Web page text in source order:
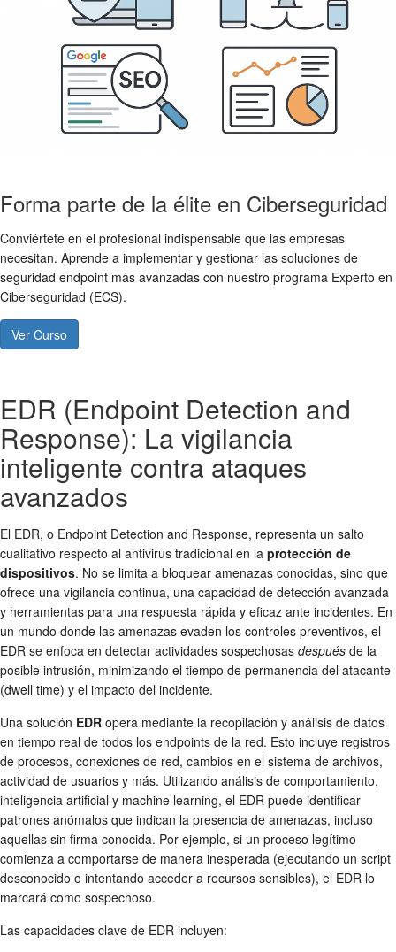
Forma parte de la élite en Ciberseguridad
Conviértete en el profesional indispensable que las empresas
necesitan. Aprende a implementar y gestionar las soluciones de
seguridad endpoint más avanzadas con nuestro programa Experto en
Ciberseguridad (ECS).
Ver Curso
EDR (Endpoint Detection and
Response): La vigilancia
inteligente contra ataques
avanzados
El EDR, o Endpoint Detection and Response, representa un salto
cualitativo respecto al antivirus tradicional en la protección de
dispositivos. No se limita a bloquear amenazas conocidas, sino que
ofrece una vigilancia continua, una capacidad de detección avanzada
y herramientas para una respuesta rápida y eficaz ante incidentes. En
un mundo donde las amenazas evaden los controles preventivos, el
EDR se enfoca en detectar actividades sospechosas después de la
posible intrusión, minimizando el tiempo de permanencia del atacante
(dwell time) y el impacto del incidente.
Una solución EDR opera mediante la recopilación y análisis de datos
en tiempo real de todos los endpoints de la red. Esto incluye registros
de procesos, conexiones de red, cambios en el sistema de archivos,
actividad de usuarios y más. Utilizando análisis de comportamiento,
inteligencia artificial y machine learning, el EDR puede identificar
patrones anómalos que indican la presencia de amenazas, incluso
aquellas sin firma conocida. Por ejemplo, si un proceso legítimo
comienza a comportarse de manera inesperada (ejecutando un script
desconocido o intentando acceder a recursos sensibles), el EDR lo
marcará como sospechoso.
Las capacidades clave de EDR incluyen: